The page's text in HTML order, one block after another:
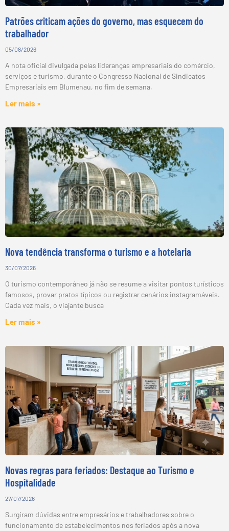
Patrões criticam ações do governo, mas esquecem do
trabalhador
05/08/2026
A nota oficial divulgada pelas lideranças empresariais do comércio,
serviços e turismo, durante o Congresso Nacional de Sindicatos
Empresariais em Blumenau, no fim de semana,
Ler mais »
Nova tendência transforma o turismo e a hotelaria
30/07/2026
O turismo contemporâneo já não se resume a visitar pontos turísticos
famosos, provar pratos típicos ou registrar cenários instagramáveis.
Cada vez mais, o viajante busca
Ler mais »
Novas regras para feriados: Destaque ao Turismo e
Hospitalidade
27/07/2026
Surgiram dúvidas entre empresários e trabalhadores sobre o
funcionamento de estabelecimentos nos feriados após a nova